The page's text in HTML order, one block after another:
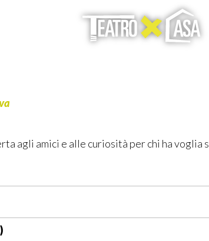
agli amici e alle curiosità per chi ha